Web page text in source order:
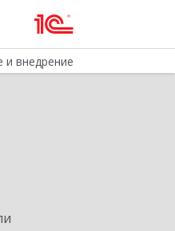
и внедрение